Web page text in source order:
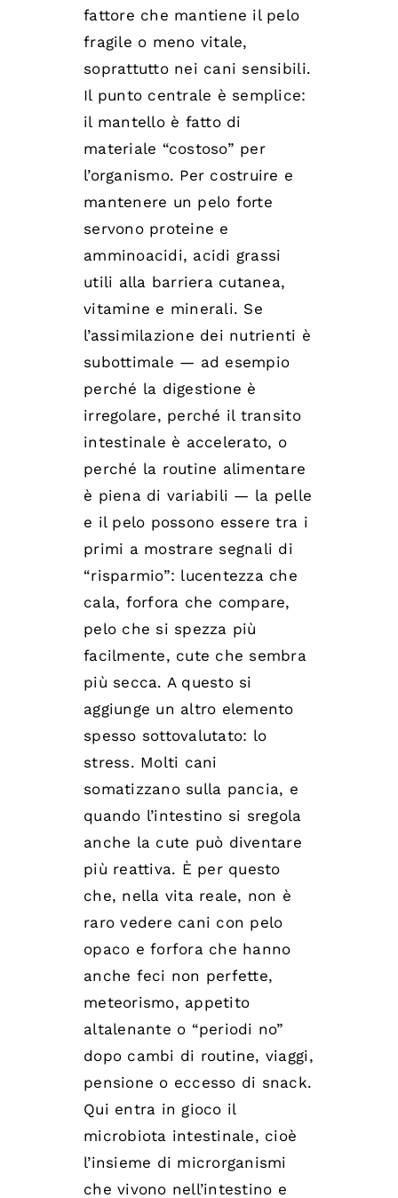
fattore che mantiene il pelo
fragile o meno vitale,
soprattutto nei cani sensibili.
Il punto centrale è semplice:
il mantello è fatto di
materiale “costoso” per
l’organismo. Per costruire e
mantenere un pelo forte
servono proteine e
amminoacidi, acidi grassi
utili alla barriera cutanea,
vitamine e minerali. Se
l’assimilazione dei nutrienti è
subottimale — ad esempio
perché la digestione è
irregolare, perché il transito
intestinale è accelerato, o
perché la routine alimentare
è piena di variabili — la pelle
e il pelo possono essere tra i
primi a mostrare segnali di
“risparmio”: lucentezza che
cala, forfora che compare,
pelo che si spezza più
facilmente, cute che sembra
più secca. A questo si
aggiunge un altro elemento
spesso sottovalutato: lo
stress. Molti cani
somatizzano sulla pancia, e
quando l’intestino si sregola
anche la cute può diventare
più reattiva. È per questo
che, nella vita reale, non è
raro vedere cani con pelo
opaco e forfora che hanno
anche feci non perfette,
meteorismo, appetito
altalenante o “periodi no”
dopo cambi di routine, viaggi,
pensione o eccesso di snack.
Qui entra in gioco il
microbiota intestinale, cioè
l’insieme di microrganismi
che vivono nell’intestino e